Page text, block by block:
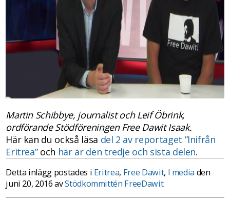
Martin Schibbye, journalist och Leif Öbrink,
ordförande Stödföreningen Free Dawit Isaak.
Här kan du också läsa del 2 av reportaget ”Inifrån
Eritrea”och här är den tredje och sista delen.
Detta inlägg postades i Eritrea, Free Dawit, I media den
juni 20, 2016 avStödkommittén FreeDawit